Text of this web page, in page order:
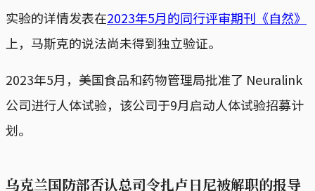
实验的详情发表在2023年5月的同行评审期刊《自然》
上，马斯克的说法尚未得到独立验证。
2023年5月，美国食品和药物管理局批准了 Neuralink
公司进行人体试验，该公司于9月启动人体试验招募计
划。
乌克兰国防部否认总司令扎卢日尼被解职的报导